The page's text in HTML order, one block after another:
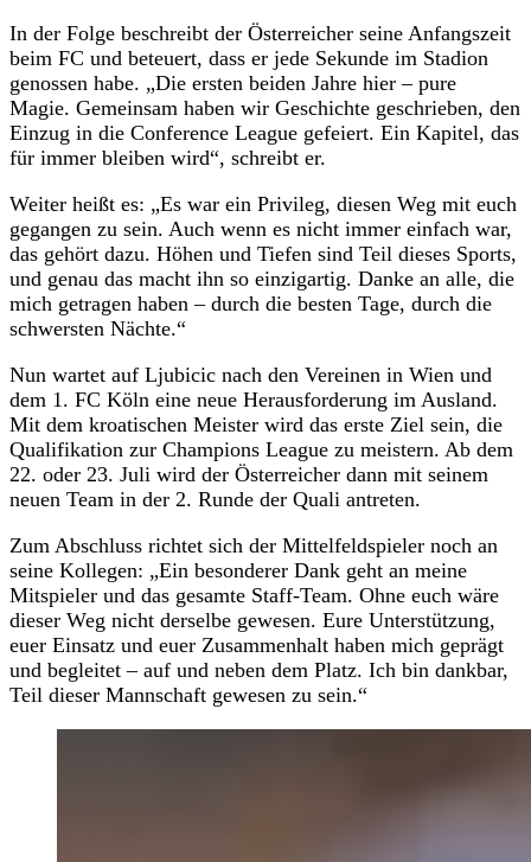
In der Folge beschreibt der Österreicher seine Anfangszeit
beim FC und beteuert, dass er jede Sekunde im Stadion
genossen habe. „Die ersten beiden Jahre hier – pure
Magie. Gemeinsam haben wir Geschichte geschrieben, den
Einzug in die Conference League gefeiert. Ein Kapitel, das
für immer bleiben wird“, schreibt er.
Weiter heißt es: „Es war ein Privileg, diesen Weg mit euch
gegangen zu sein. Auch wenn es nicht immer einfach war,
das gehört dazu. Höhen und Tiefen sind Teil dieses Sports,
und genau das macht ihn so einzigartig. Danke an alle, die
mich getragen haben – durch die besten Tage, durch die
schwersten Nächte.“
Nun wartet auf Ljubicic nach den Vereinen in Wien und
dem 1. FC Köln eine neue Herausforderung im Ausland.
Mit dem kroatischen Meister wird das erste Ziel sein, die
Qualifikation zur Champions League zu meistern. Ab dem
22. oder 23. Juli wird der Österreicher dann mit seinem
neuen Team in der 2. Runde der Quali antreten.
Zum Abschluss richtet sich der Mittelfeldspieler noch an
seine Kollegen: „Ein besonderer Dank geht an meine
Mitspieler und das gesamte Staff-Team. Ohne euch wäre
dieser Weg nicht derselbe gewesen. Eure Unterstützung,
euer Einsatz und euer Zusammenhalt haben mich geprägt
und begleitet – auf und neben dem Platz. Ich bin dankbar,
Teil dieser Mannschaft gewesen zu sein.“